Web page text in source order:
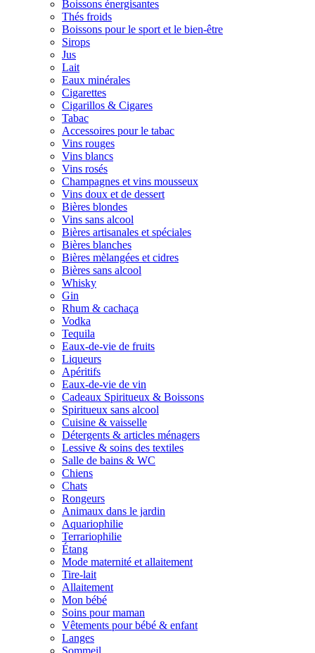
Boissons énergisantes
Thés froids
Boissons pour le sport et le bien-être
Sirops
Jus
Lait
Eaux minérales
Cigarettes
Cigarillos & Cigares
Tabac
Accessoires pour le tabac
Vins rouges
Vins blancs
Vins rosés
Champagnes et vins mousseux
Vins doux et de dessert
Bières blondes
Vins sans alcool
Bières artisanales et spéciales
Bières blanches
Bières mèlangées et cidres
Bières sans alcool
Whisky
Gin
Rhum & cachaça
Vodka
Tequila
Eaux-de-vie de fruits
Liqueurs
Apéritifs
Eaux-de-vie de vin
Cadeaux Spiritueux & Boissons
Spiritueux sans alcool
Cuisine & vaisselle
Détergents & articles ménagers
Lessive & soins des textiles
Salle de bains & WC
Chiens
Chats
Rongeurs
Animaux dans le jardin
Aquariophilie
Terrariophilie
Étang
Mode maternité et allaitement
Tire-lait
Allaitement
Mon bébé
Soins pour maman
Vêtements pour bébé & enfant
Langes
Sommeil